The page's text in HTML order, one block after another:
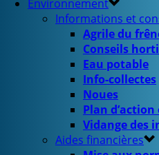
Environnement
Informations et
Agrile du
Conseils
Eau potable
Info-collectes
Noues
Plan
Vidange des
Aides financières